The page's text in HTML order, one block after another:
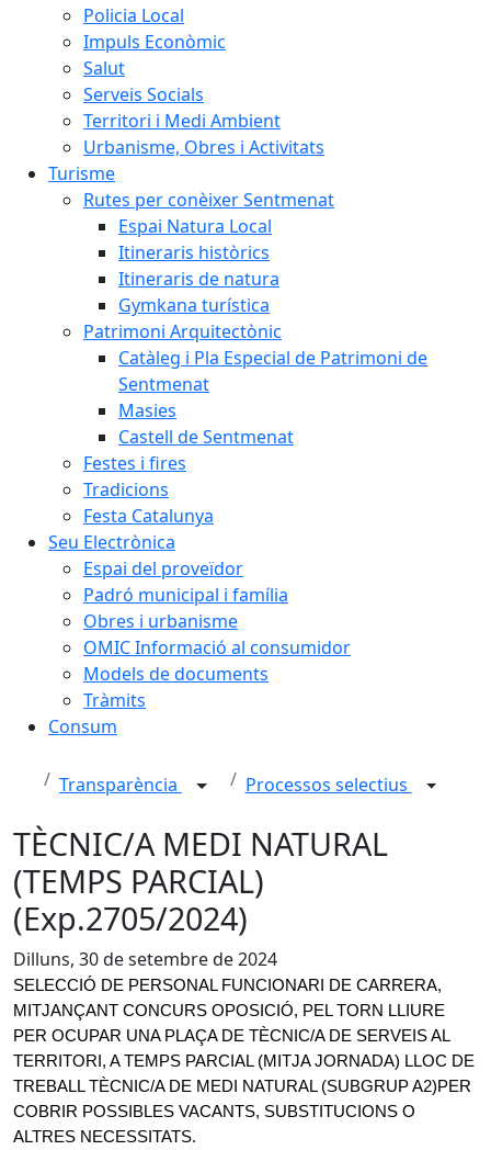
Policia Local
Impuls Econòmic
Salut
Serveis Socials
Territori i Medi Ambient
Urbanisme, Obres i Activitats
Turisme
Rutes per conèixer Sentmenat
Espai Natura Local
Itineraris històrics
Itineraris de natura
Gymkana turística
Patrimoni Arquitectònic
Catàleg i Pla Especial de Patrimoni de
Sentmenat
Masies
Castell de Sentmenat
Festes i fires
Tradicions
Festa Catalunya
Seu Electrònica
Espai del proveïdor
Padró municipal i família
Obres i urbanisme
OMIC Informació al consumidor
Models de documents
Tràmits
Consum
Transparència Processos selectius
TÈCNIC/A MEDI NATURAL
(TEMPS PARCIAL)
(Exp.2705/2024)
Dilluns, 30 de setembre de 2024
SELECCIÓ DE PERSONAL FUNCIONARI DE CARRERA,
MITJANÇANT CONCURS OPOSICIÓ, PEL TORN LLIURE
PER OCUPAR UNA PLAÇA DE TÈCNIC/A DE SERVEIS AL
TERRITORI, A TEMPS PARCIAL (MITJA JORNADA) LLOC DE
TREBALL TÈCNIC/A DE MEDI NATURAL (SUBGRUP A2)PER
COBRIR POSSIBLES VACANTS, SUBSTITUCIONS O
ALTRES NECESSITATS.